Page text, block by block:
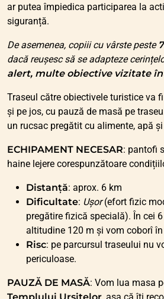
ar putea împiedica participarea la
siguranță.
De asemenea, copiii cu vârste peste
dacă reușesc să se adapteze
alert, multe obiective vizitate
Traseul către obiectivele turistice va
și pe jos, cu pauză de masă pe
un rucsac pregătit cu alimente, apă
ECHIPAMENT NECESAR: pantofi
haine lejere corespunzătoare
Distanță: aprox. 6 km
Dificultate: Ușor(efort fizic
pregătire fizică specială). În cei
altitudine 120 m și vom coborî
Risc: pe parcursul traseului nu
periculoase.
PAUZĂ DE MASĂ: Vom lua masa